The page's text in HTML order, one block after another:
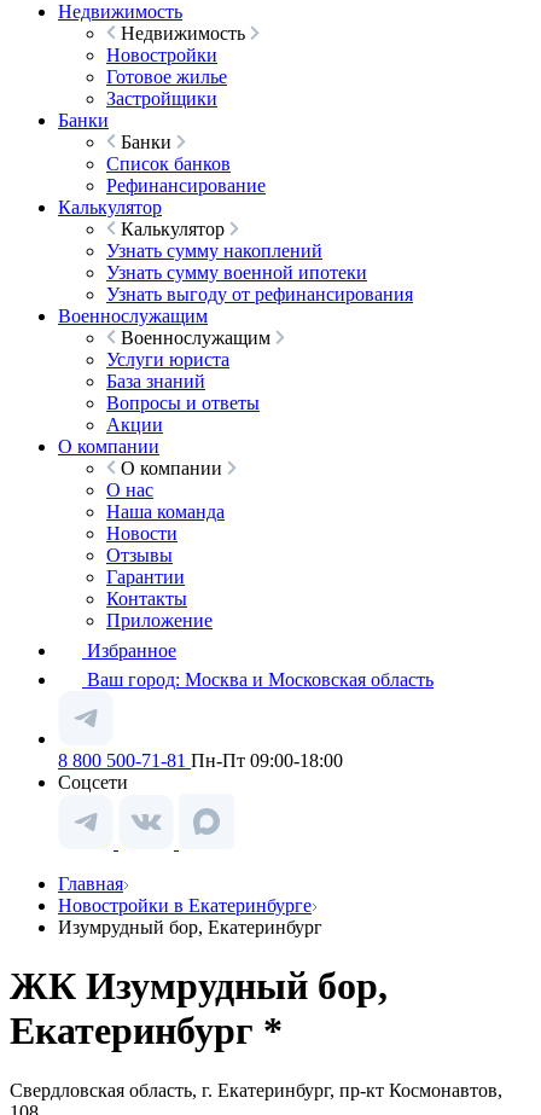
Недвижимость
Недвижимость
Новостройки
Готовое жилье
Застройщики
Банки
Банки
Список банков
Рефинансирование
Калькулятор
Калькулятор
Узнать сумму накоплений
Узнать сумму военной ипотеки
Узнать выгоду от рефинансирования
Военнослужащим
Военнослужащим
Услуги юриста
База знаний
Вопросы и ответы
Акции
О компании
О компании
О нас
Наша команда
Новости
Отзывы
Гарантии
Контакты
Приложение
Избранное
Ваш город: Москва и Московская область
8 800 500-71-81 Пн-Пт 09:00-18:00
Соцсети
Главная
Новостройки в Екатеринбурге
Изумрудный бор, Екатеринбург
ЖК Изумрудный бор,
Екатеринбург *
Свердловская область, г. Екатеринбург, пр-кт Космонавтов,